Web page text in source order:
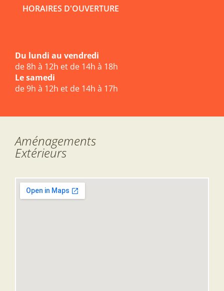
HORAIRES D'OUVERTURE
Du lundi au vendredi
de 8h à 12h et de 14h à 18h
Le samedi
de 9h à 12h et de 14h à 17h
Aménagements
Extérieurs